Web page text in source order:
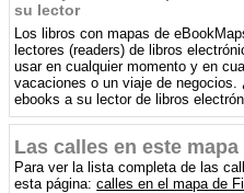
su lector
Los libros con mapas de
lectores (readers) de libros
usar en cualquier momento y en
vacaciones o un viaje de negocios.
ebooks a su lector de libros
Las calles en este
Para ver la lista completa de las
esta página:calles en el mapa de